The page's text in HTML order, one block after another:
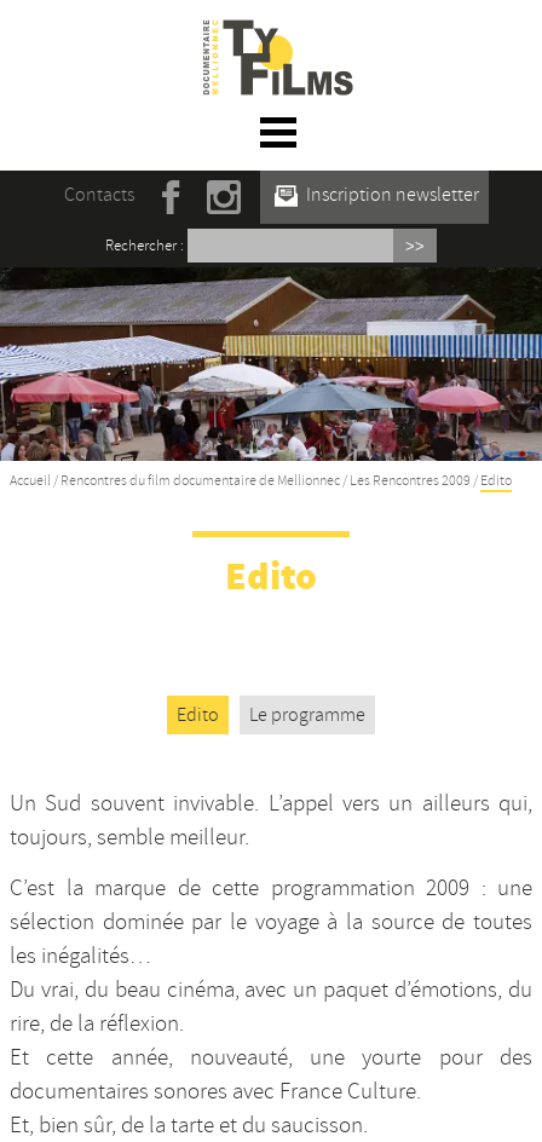
☰ Menu
Accueil
Actualités
L’association
Rencontres du film documentaire de
Mellionnec
Projections
Se former
Nos productions et +
Contacts Inscription newsletter
Rechercher :
Accueil / Rencontres du film documentaire de Mellionnec / Les Rencontres 2009 / Edito
Edito
Edito Le programme
Un Sud souvent invivable. L’appel vers un ailleurs qui,
toujours, semble meilleur.
C’est la marque de cette programmation 2009 : une
sélection dominée par le voyage à la source de toutes
les inégalités…
Du vrai, du beau cinéma, avec un paquet d’émotions, du
rire, de la réflexion.
Et cette année, nouveauté, une yourte pour des
documentaires sonores avec France Culture.
Et, bien sûr, de la tarte et du saucisson.